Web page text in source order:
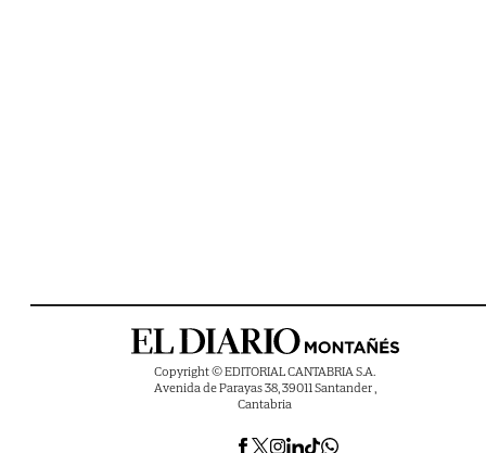
Copyright © EDITORIAL CANTABRIA S.A.
Avenida de Parayas 38, 39011 Santander ,
Cantabria